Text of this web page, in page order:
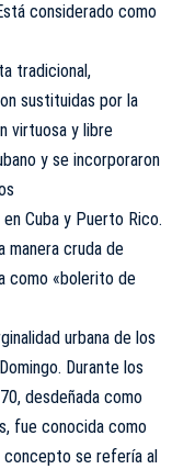
considerado como
tradicional,
sustituidas por la
virtuosa y libre
y se incorporaron
Cuba y Puerto Rico.​
manera cruda de
como «bolerito de
urbana de los
Durante los
desdeñada como
fue conocida como
concepto se refería al